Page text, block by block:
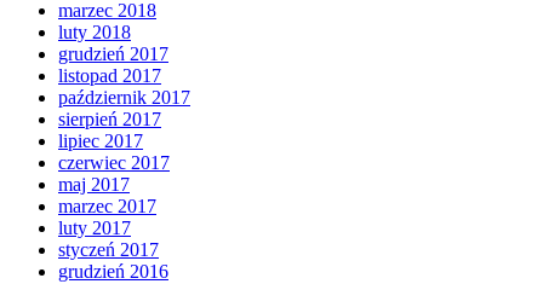
marzec 2018
luty 2018
grudzień 2017
listopad 2017
październik 2017
sierpień 2017
lipiec 2017
czerwiec 2017
maj 2017
marzec 2017
luty 2017
styczeń 2017
grudzień 2016